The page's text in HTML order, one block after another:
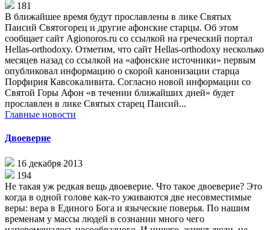
181
В ближайшее время будут прославлены в лике Святых
Паисий Святогорец и другие афонские старцы. Об этом
сообщает сайт Agionoros.ru со ссылкой на греческий портал
Hellas-orthodoxy. Отметим, что сайт Hellas-orthodoxy несколько
месяцев назад со ссылкой на «афонские источники» первым
опубликовал информацию о скорой канонизации старца
Порфирия Кавсокаливита. Согласно новой информации со
Святой Горы Афон «в течении ближайших дней» будет
прославлен в лике Святых старец Паисий...
Главные новости
Двоеверие
16 декабря 2013
194
Не такая уж редкая вещь двоеверие. Что такое двоеверие? Это
когда в одной голове как-то уживаются две несовместимые
веры: вера в Единого Бога и языческие поверья. По нашим
временам у массы людей в сознании много чего